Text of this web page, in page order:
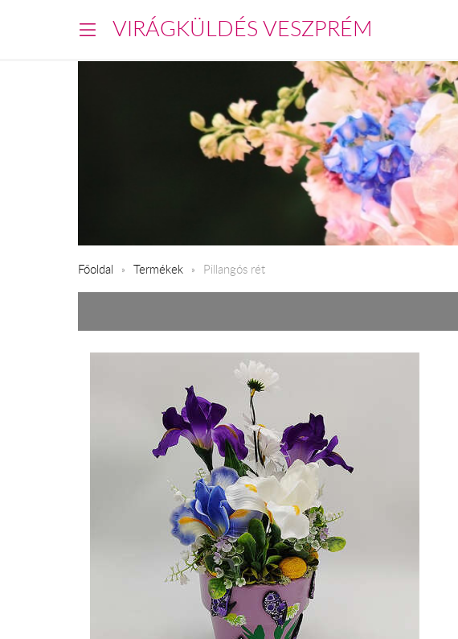
VIRÁGKÜLDÉS VESZPRÉM
Főoldal Termékek Pillangós rét